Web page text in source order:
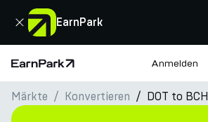
EarnPark
Schließen
Startseite Anmelden
Produkte
Märkte Konvertieren DOT to BCH